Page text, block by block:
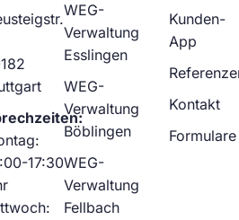
WEG-
Verwaltung
Esslingen
WEG-
Verwaltung
Böblingen
WEG-
Verwaltung
Fellbach
Kunden-
App
Kontakt
Formulare
17:30